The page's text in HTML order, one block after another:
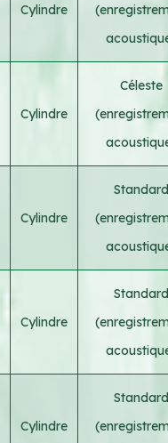
Cylindre
Cylindre
Céleste
Cylindre
Standard
Cylindre
Standard
Cylindre
Standard